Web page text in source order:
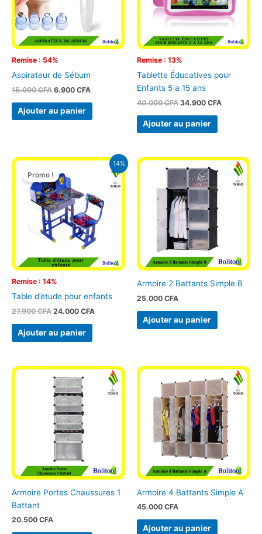
Remise : 54%
Aspirateur de Sébum
15.000CFA 6.900 CFA
Ajouter au panier
Remise : 13%
Tablette Éducatives pour
Enfants 5 a 15 ans
40.000CFA 34.900 CFA
Ajouter au panier
14%
Remise : 14%
Promo !
Table d’étude pour enfants
27.900CFA
Le
prix
initial
était :
27.900 CFA.
24.000 CFA
Le
actuel
24.000 CFA.
Ajouter au panier
Armoire 2 Battants Simple B
25.000 CFA
Ajouter au panier
Armoire Portes Chaussures 1
Battant
20.500 CFA
Armoire 4 Battants Simple A
45.000 CFA
Ajouter au panier